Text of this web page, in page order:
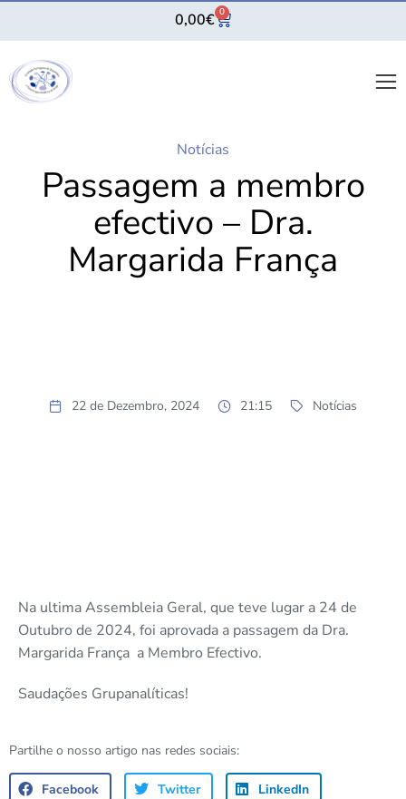
0,00€ 0
Notícias
Passagem a membro
efectivo – Dra.
Margarida França
22 de Dezembro, 2024 21:15 Notícias
Na ultima Assembleia Geral, que teve lugar a 24 de
Outubro de 2024, foi aprovada a passagem da Dra.
Margarida França a Membro Efectivo.
Saudações Grupanalíticas!
Partilhe o nosso artigo nas redes sociais:
Facebook Twitter LinkedIn